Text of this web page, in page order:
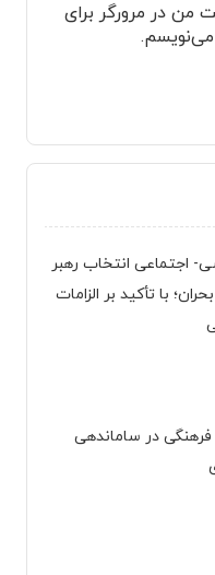
من در مرورگر برای
می‌نویسم.
اجتماعی انتخاب رهبر
با تأکید بر الزامات
در ساماندهی